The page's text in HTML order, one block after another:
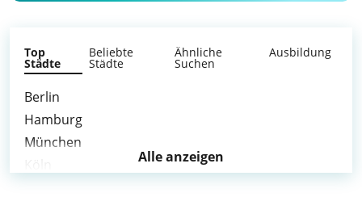
Top
Städte
Beliebte
Städte
Ähnliche
Suchen
Ausbildung
Berlin
Hamburg
München
Alle anzeigen